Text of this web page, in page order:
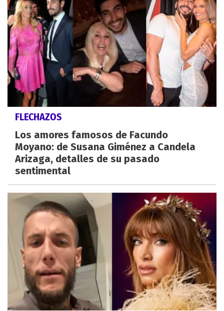
FLECHAZOS
Los amores famosos de Facundo
Moyano: de Susana Giménez a Candela
Arizaga, detalles de su pasado
sentimental